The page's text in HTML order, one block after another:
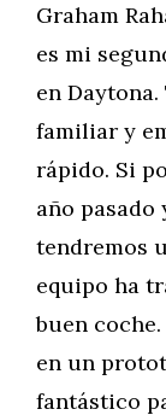
Graham
es mi
en
familiar y
rápido. Si
año
tendremos
equipo ha
buen
en un
fantástico